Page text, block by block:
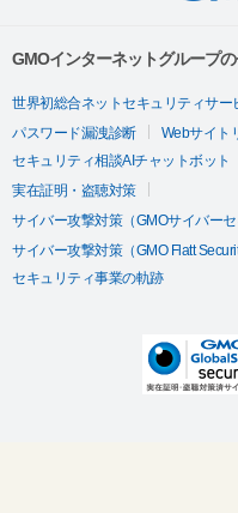
GMOインターネットグループ
世界初総合ネットセキュリティサー
パスワード漏洩診断
Webサイト
セキュリティ相談AIチャットボット
実在証明・盗聴対策
サイバー攻撃対策（GMOサイバーセ
サイバー攻撃対策（GMO Flatt
セキュリティ事業の軌跡